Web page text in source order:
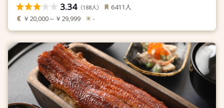
3.34（188人） 6411 人
￥20,000～￥29,999 -